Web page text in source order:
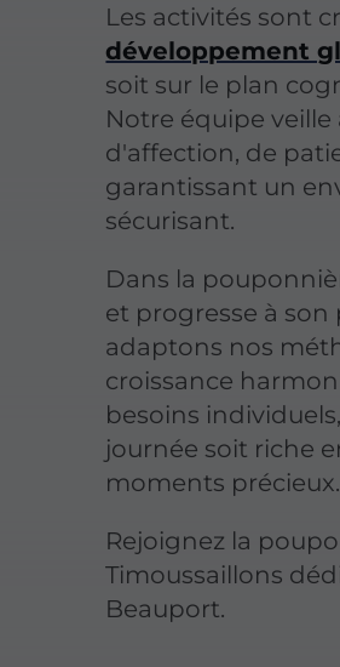
Les activités sont
développement
soit sur le plan
Notre équipe
d'affection, de
garantissant un
sécurisant.
Dans la
et progresse à
adaptons nos
croissance
besoins
journée soit riche
moments précieux.
Rejoignez la
Timoussaillons
Beauport.